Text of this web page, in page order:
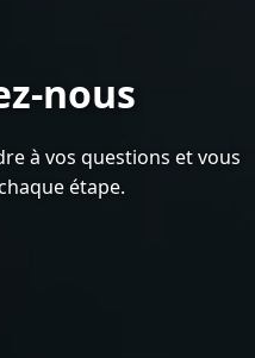
nous
à vos questions et vous
étape.